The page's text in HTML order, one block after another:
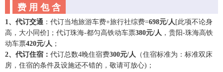
费 用 包 含
1、代订交通 ：代订当地旅游车费+旅行社综费=698元/人 [此项不论身
高，大小同价]；代订珠海-都匀高铁动车票380元/人 ，贵阳-珠海高铁
动车票420元/人 ；
2、代订住宿： 代订总数4晚住宿费300元/人 （住宿标准为：标准双床
房，住宿的条件及设施还不错的，敬请可放心)；